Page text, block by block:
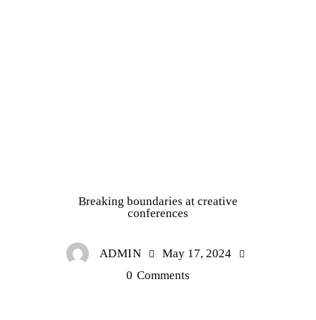
Breaking boundaries at creative
conferences
ADMIN
May 17, 2024
0 Comments